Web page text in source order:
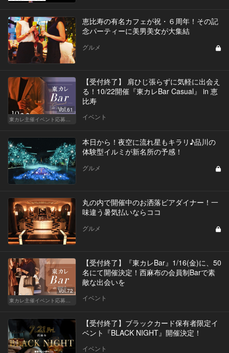
恵比寿の有名カフェが祝・６周年！その記
念パーティーに美男美女が大集結
グルメ
Vol.61
東カレ主催イベント応募詳細記事一覧
【受付終了】 肩ひじ張らずに気軽に出会え
る！10/22開催『東カレBar Casual』 in 恵
比寿
イベント
本日から！夜空に流れ星もキラリ♪品川の
体験型イルミが新名所の予感！
グルメ
丸の内で開催中のお洒落ビアダイナー！一
味違う暑気払いならココ
グルメ
Vol.72
東カレ主催イベント応募詳細記事一覧
【受付終了】『東カレBar』1/16(金)に、50
名にて開催決定！西麻布の会員制Barで素
敵な出会いを
イベント
【受付終了】ブラックカード保有者限定イ
ベント『BLACK NIGHT』開催決定！
イベント